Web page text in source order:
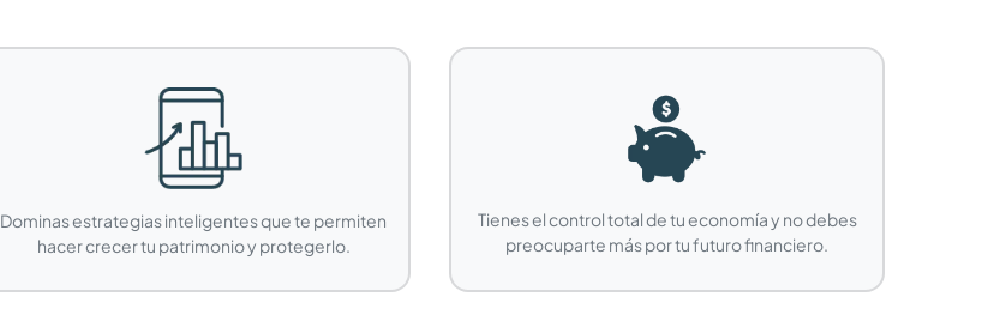
Dominas estrategias inteligentes que te permiten
hacer crecer tu patrimonio y protegerlo.
Tienes el control total de tu economía y no debes
preocuparte más por tu futuro financiero.